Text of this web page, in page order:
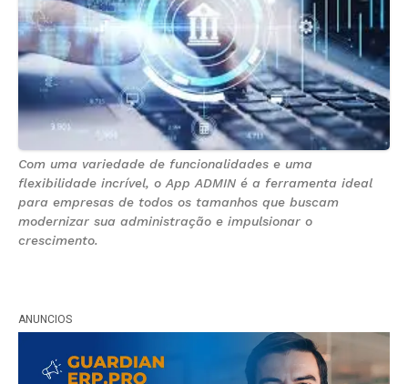
Com uma variedade de funcionalidades e uma
flexibilidade incrível, o App ADMIN é a ferramenta ideal
para empresas de todos os tamanhos que buscam
modernizar sua administração e impulsionar o
crescimento.
ANUNCIOS